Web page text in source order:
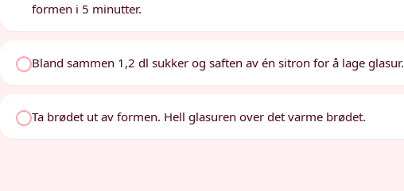
formen i 5 minutter.
Bland sammen 1,2 dl sukker og saften av én sitron for å lage glasur.
Ta brødet ut av formen. Hell glasuren over det varme brødet.